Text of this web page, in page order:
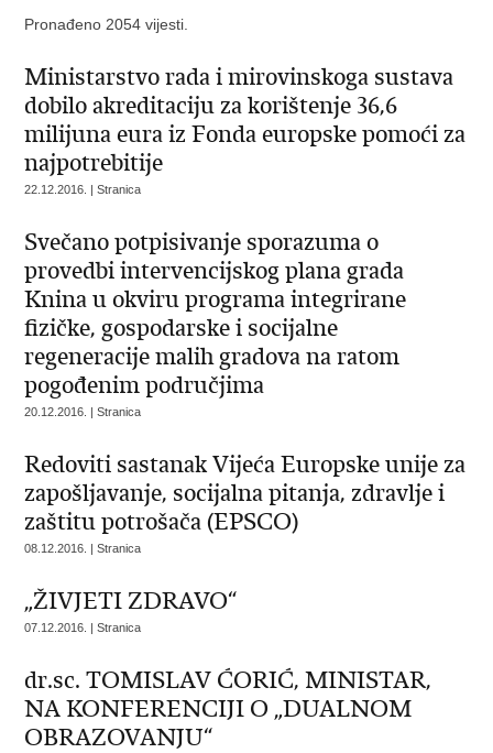
Pronađeno 2054 vijesti.
Ministarstvo rada i mirovinskoga sustava
dobilo akreditaciju za korištenje 36,6
milijuna eura iz Fonda europske pomoći za
najpotrebitije
22.12.2016. | Stranica
Svečano potpisivanje sporazuma o
provedbi intervencijskog plana grada
Knina u okviru programa integrirane
fizičke, gospodarske i socijalne
regeneracije malih gradova na ratom
pogođenim područjima
20.12.2016. | Stranica
Redoviti sastanak Vijeća Europske unije za
zapošljavanje, socijalna pitanja, zdravlje i
zaštitu potrošača (EPSCO)
08.12.2016. | Stranica
„ŽIVJETI ZDRAVO“
07.12.2016. | Stranica
dr.sc. TOMISLAV ĆORIĆ, MINISTAR,
NA KONFERENCIJI O „DUALNOM
OBRAZOVANJU“